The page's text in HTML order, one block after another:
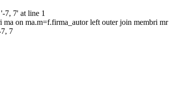
7, 7' at line 1
ma on ma.m=f.firma_autor left outer join membri mr
7